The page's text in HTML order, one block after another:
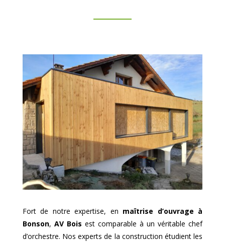
Fort de notre expertise, en maîtrise d’ouvrage à
Bonson, AV Bois est comparable à un véritable chef
d’orchestre. Nos experts de la construction étudient les